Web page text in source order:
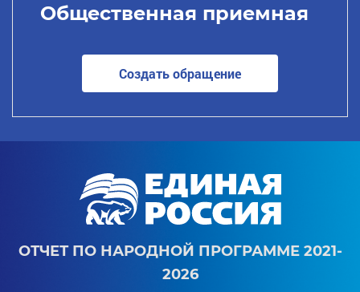
Общественная приемная
Создать обращение
ОТЧЕТ ПО НАРОДНОЙ ПРОГРАММЕ 2021-
2026